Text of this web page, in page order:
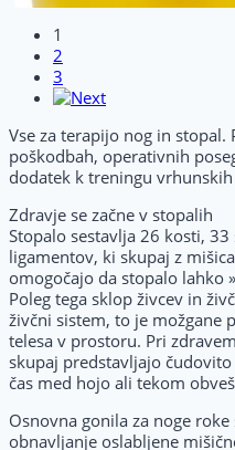
1
2
3
Vse za terapijo nog in stopal.
poškodbah, operativnih
dodatek k treningu
Zdravje se začne v stopalih
Stopalo sestavlja 26 kosti,
ligamentov, ki skupaj z
omogočajo da stopalo lahko
Poleg tega sklop živcev in
živčni sistem, to je možgane
telesa v prostoru. Pri
skupaj predstavljajo
čas med hojo ali tekom
Osnovna gonila za noge
obnavljanje oslabljene